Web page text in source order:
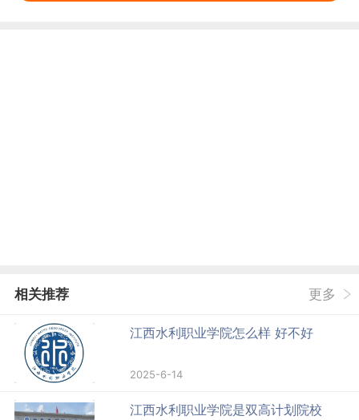
相关推荐 更多
江西水利职业学院怎么样 好不好
2025-6-14
江西水利职业学院是双高计划院校